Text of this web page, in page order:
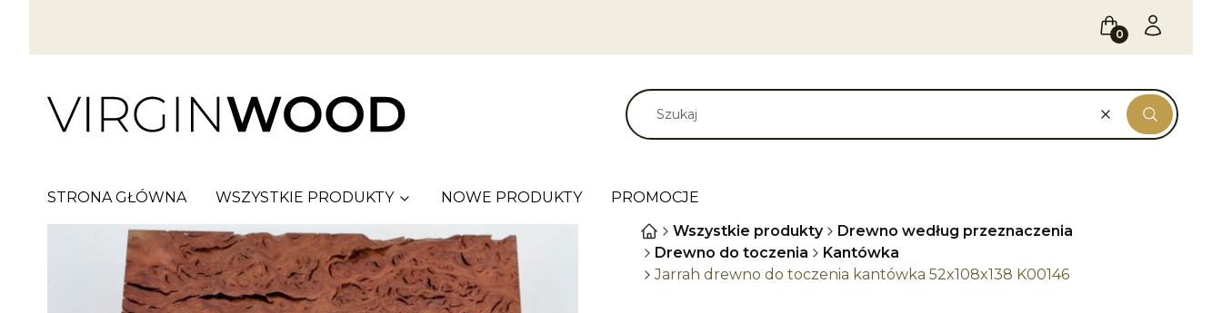
KoszykZaloguj się
WyczyśćSzukaj
STRONA GŁÓWNA WSZYSTKIE PRODUKTY NOWE PRODUKTY
PROMOCJE
Wszystkie produkty
Drewno według przeznaczenia
Drewno do toczenia
Kantówka
Jarrah drewno do toczenia kantówka 52x108x138 K00146